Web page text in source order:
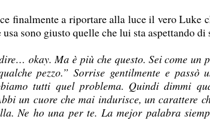
finalmente a riportare alla luce il vero Luke
usa sono giusto quelle che lui sta aspettando
okay. Ma è più che questo. Sei come un
pezzo.” Sorrise gentilmente e
tutti quel problema. Quindi dimmi
un cuore che mai indurisce, un carattere
Ne ho una per te. La mejor palabra